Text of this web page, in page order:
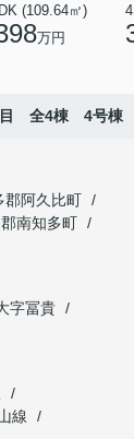
(109.64㎡)
万円
目 全4棟 4号棟
郡阿久比町
南知多町
字冨貴
線